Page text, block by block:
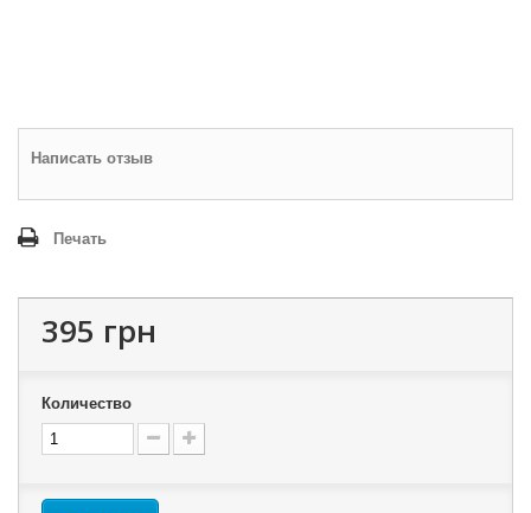
Написать отзыв
Печать
395 грн
Количество